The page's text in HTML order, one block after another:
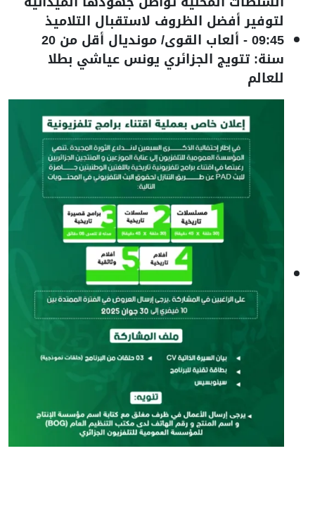
لتوفير أفضل الظروف لاستقبال التلاميذ
09:45
- ألعاب القوى/ مونديال أقل من 20
سنة: تتويج الجزائري يونس عياشي بطلا
للعالم